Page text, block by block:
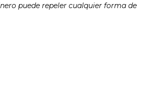
puede repeler cualquier forma de